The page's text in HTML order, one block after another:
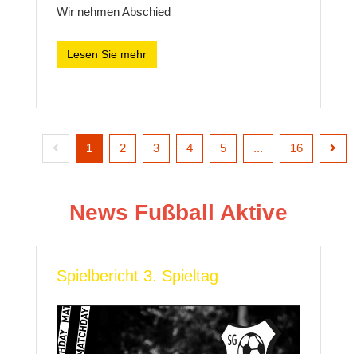
Wir nehmen Abschied
Lesen Sie mehr
1 2 3 4 5 ... 16
News Fußball Aktive
Spielbericht 3. Spieltag